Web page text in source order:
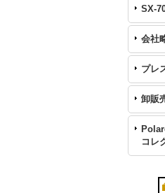
SX-
会社
プレ
卸販
コレ